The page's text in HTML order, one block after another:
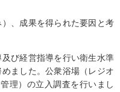
）、成果を得られた要因と考
び経営指導を行い衛生水準
ました。公衆浴場（レジオ
理）の立入調査を行いまし